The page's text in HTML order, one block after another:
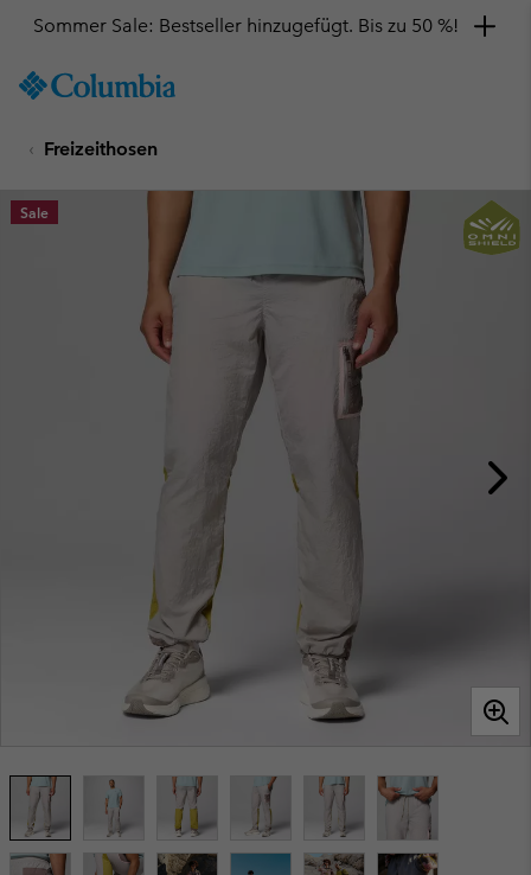
TO
SKIP
MAIN
NAV
Sommer Sale: Bestseller hinzugefügt. Bis zu 50 %!
Freizeithosen
Sale